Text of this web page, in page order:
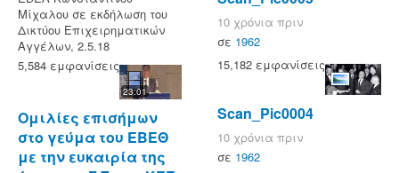
Μίχαλου σε εκδήλωση του
Δικτύου Επιχειρηματικών
Αγγέλων, 2.5.18
5,584 εμφανίσεις
23:01
Ομιλίες επισήμων
στο γεύμα του ΕΒΕΘ
με την ευκαιρία της
10 χρόνια πριν
σε 1962
15,182 εμφανίσεις
Scan_Pic0004
10 χρόνια πριν
σε 1962